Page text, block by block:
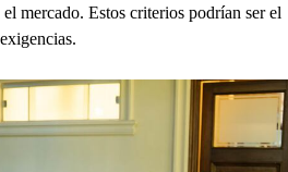
mercado. Estos criterios podrían ser el